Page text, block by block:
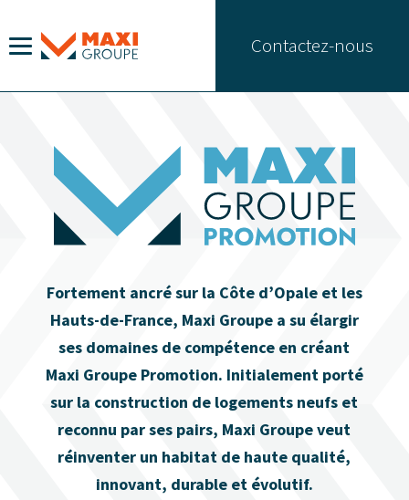
Contactez-nous
Le groupe
Ambition
Promotion immobilière
Actualités
Contact
Fortement ancré sur la Côte d’Opale et les
Hauts-de-France, Maxi Groupe a su élargir
ses domaines de compétence en créant
Maxi Groupe Promotion. Initialement porté
sur la construction de logements neufs et
reconnu par ses pairs, Maxi Groupe veut
réinventer un habitat de haute qualité,
innovant, durable et évolutif.